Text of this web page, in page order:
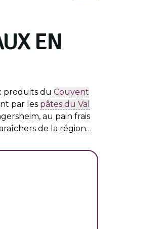
EN
produits du Couvent
par les pâtes du Val
au pain frais
de la région…